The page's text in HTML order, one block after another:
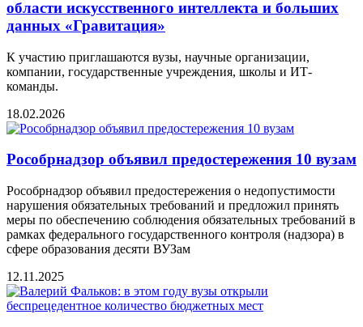
области искусственного интеллекта и больших
данных «Гравитация»
К участию приглашаются вузы, научные организации,
компании, государственные учреждения, школы и ИТ-
команды.
18.02.2026
Рособрнадзор объявил предостережения 10 вузам
Рособрнадзор объявил предостережения о недопустимости
нарушения обязательных требований и предложил принять
меры по обеспечению соблюдения обязательных требований в
рамках федерального государственного контроля (надзора) в
сфере образования десяти ВУЗам
12.11.2025